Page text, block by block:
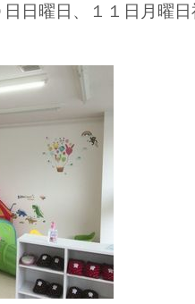
日曜日、１１日月曜